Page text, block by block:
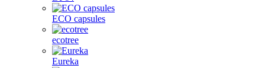
ECO capsules
ecotree
Eureka